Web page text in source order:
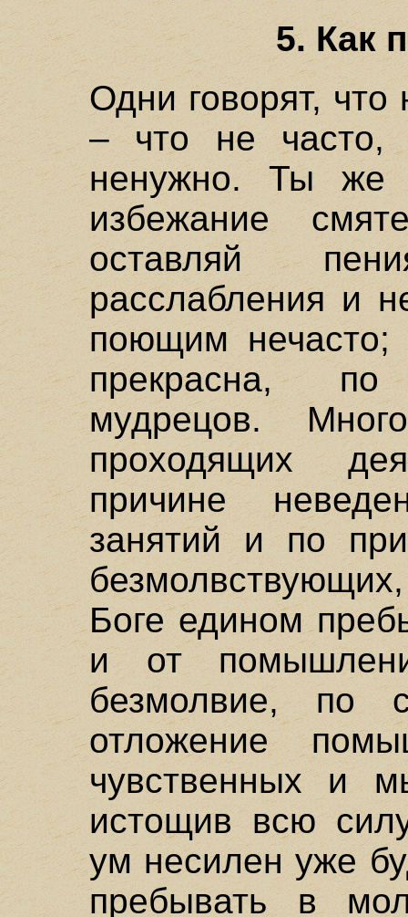
5. Как
Одни говорят, что
– что не часто,
ненужно. Ты же
избежание
оставляй
расслабления и
поющим нечасто;
прекрасна,
мудрецов.
проходящих
причине
занятий и по
Боге едином
и от
безмолвие, по
отложение
чувственных и
истощив всю
ум несилен уже
пребывать в